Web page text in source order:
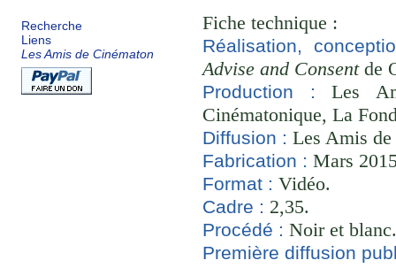
Recherche
Liens
Les Amis de Cinématon
Fiche technique :
Réalisation,
Advise and Consentde
Production :
Les
Cinématonique, La
Diffusion : Les Amis
Fabrication : Mars
Format : Vidéo.
Cadre : 2,35.
Procédé : Noir et
Première diffusion